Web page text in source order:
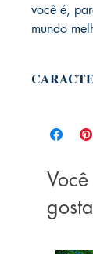
você é,
mundo
ISBN:
ANO DE
LÍNGUA:
PÁGINAS: